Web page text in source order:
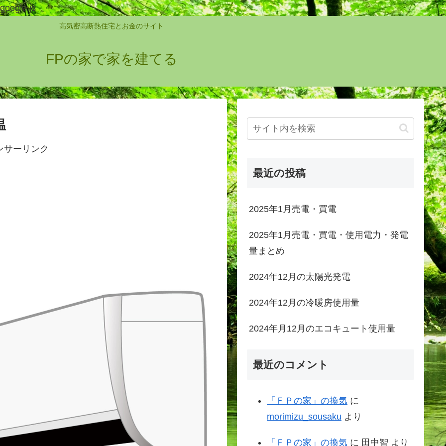
高気密高断熱住宅とお金のサイト
FPの家で家を建てる
サーリンク
最近の投稿
2025年1月売電・買電
2025年1月売電・買電・使用電力・発電
量まとめ
2024年12月の太陽光発電
2024年12月の冷暖房使用量
2024年月12月のエコキュート使用量
最近のコメント
「ＦＰの家」の換気 に
morimizu_sousaku より
「ＦＰの家」の換気 に 田中智 より